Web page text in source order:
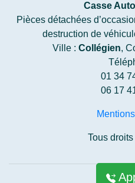
Casse
Pièces détachées
destruction de
Ville : Collégien,
01 34
06 17
Tous